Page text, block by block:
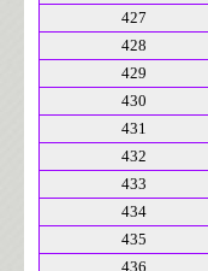
427
428
429
430
431
432
433
434
435
436